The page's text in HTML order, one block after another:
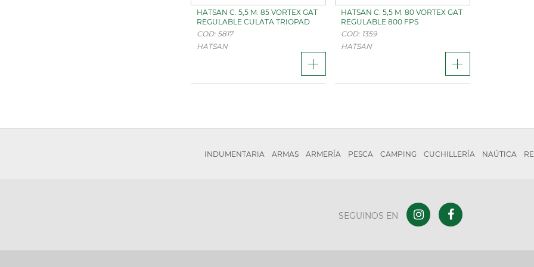
HATSAN C. 5,5 M. 85 VORTEX GAT
REGULABLE CULATA TRIOPAD
COD: 5817
HATSAN
HATSAN C. 5,5 M. 80 VORTEX GAT
REGULABLE 800 FPS
COD: 1359
HATSAN
INDUMENTARIA ARMAS ARMERÍA PESCA CAMPING CUCHILLERÍA NAÚTICA
SEGUINOS EN